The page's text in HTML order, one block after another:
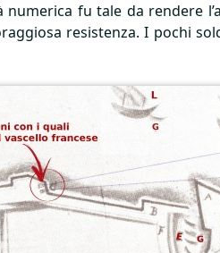
fu tale da rendere
resistenza. I pochi